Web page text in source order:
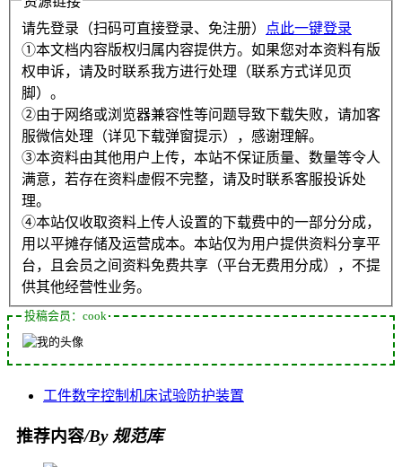
请先登录（扫码可直接登录、免注册）
点此一键登录
①本文档内容版权归属内容提供方。如果您对本资料有版
权申诉，请及时联系我方进行处理（联系方式详见页
脚）。
②由于网络或浏览器兼容性等问题导致下载失败，请加客
服微信处理（详见下载弹窗提示），感谢理解。
③本资料由其他用户上传，本站不保证质量、数量等令人
满意，若存在资料虚假不完整，请及时联系客服投诉处
理。
④本站仅收取资料上传人设置的下载费中的一部分分成，
用以平摊存储及运营成本。本站仅为用户提供资料分享平
台，且会员之间资料免费共享（平台无费用分成），不提
供其他经营性业务。
投稿会员：cook
工件数字控制 机床试验防护装置
推荐内容/By 规范库